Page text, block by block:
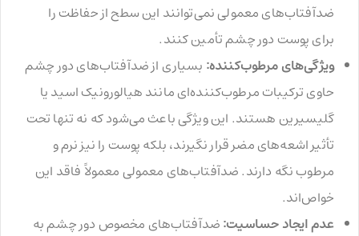
ضدآفتاب‌های معمولی نمی‌توانند این سطح از حفاظت را
برای پوست دور چشم تأمین کنند.
ویژگی‌های مرطوب‌کننده: بسیاری از ضدآفتاب‌های دور چشم
حاوی ترکیبات مرطوب‌کننده‌ای مانند هیالورونیک اسید یا
گلیسیرین هستند. این ویژگی باعث می‌شود که نه تنها تحت
تأثیر اشعه‌های مضر قرار نگیرند، بلکه پوست را نیز نرم و
مرطوب نگه دارند. ضدآفتاب‌های معمولی معمولاً فاقد این
خواص‌اند.
عدم ایجاد حساسیت:ضدآفتاب‌های مخصوص دور چشم به